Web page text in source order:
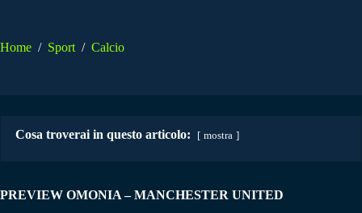
Home / Sport / Calcio
Cosa troverai in questo articolo: mostra
PREVIEW OMONIA – MANCHESTER UNITED